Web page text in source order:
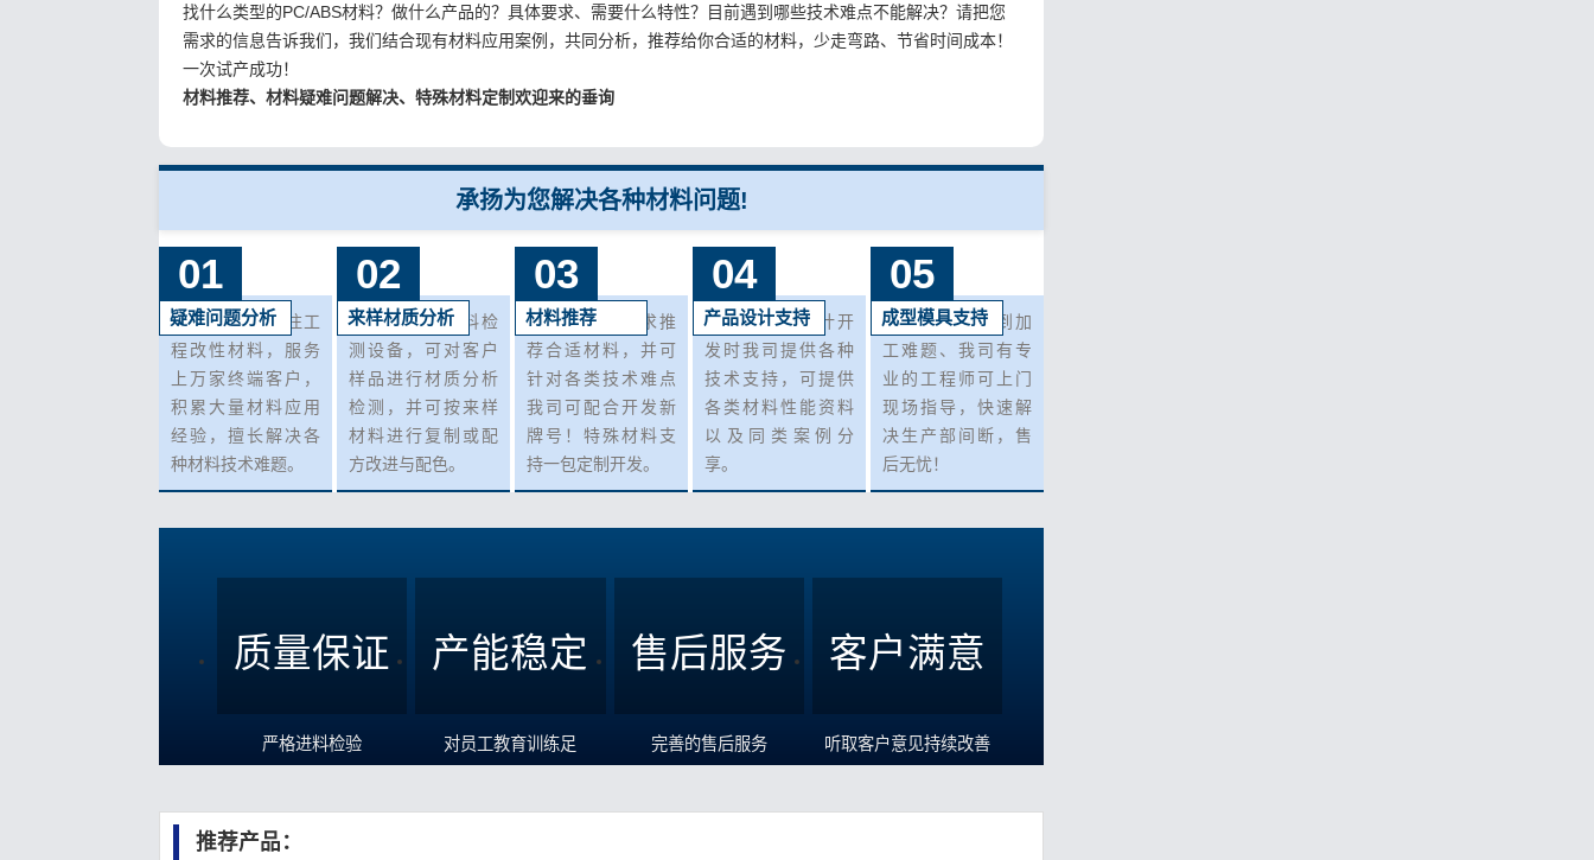
找什么类型的PC/ABS材料？做什么产品的？具体要求、需要什么特性？目前遇到哪些技术难点不能解决？请把您
需求的信息告诉我们，我们结合现有材料应用案例，共同分析，推荐给你合适的材料，少走弯路、节省时间成本！
一次试产成功！
材料推荐、材料疑难问题解决、特殊材料定制欢迎来的垂询
承扬为您解决各种材料问题!
01
疑难问题分析
我们10+年来专注工
程改性材料，服务
上万家终端客户，
积累大量材料应用
经验，擅长解决各
种材料技术难题。
02
来样材质分析
我司有各种材料检
测设备，可对客户
样品进行材质分析
检测，并可按来样
材料进行复制或配
方改进与配色。
03
材料推荐
可根据客户需求推
荐合适材料，并可
针对各类技术难点
我司可配合开发新
牌号！特殊材料支
持一包定制开发。
04
产品设计支持
在您产品在设计开
发时我司提供各种
技术支持，可提供
各类材料性能资料
以及同类案例分
享。
05
成型模具支持
您在生产中遇到加
工难题、我司有专
业的工程师可上门
现场指导，快速解
决生产部间断，售
后无忧！
质量保证
严格进料检验
产能稳定
对员工教育训练足
售后服务
完善的售后服务
客户满意
听取客户意见持续改善
推荐产品：